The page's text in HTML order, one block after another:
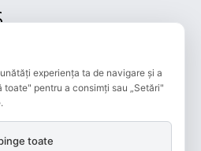
experiența ta de navigare și a
pentru a consimți sau „Setări"
toate